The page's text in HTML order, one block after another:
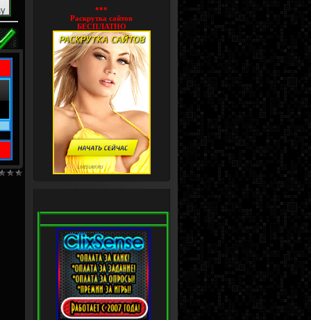
***
Раскрутка сайтов
БЕСПЛАТНО